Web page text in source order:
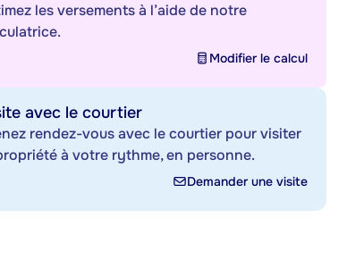
les versements à l’aide de notre
Modifier le calcul
avec le courtier
rendez-vous avec le courtier pour visiter
à votre rythme, en personne.
Demander une visite